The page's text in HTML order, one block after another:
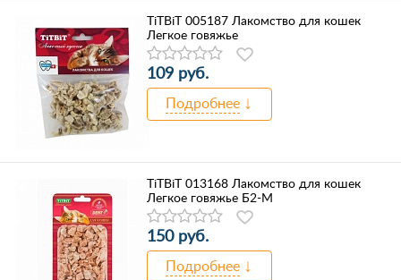
TiTBiT 005187 Лакомство для кошек
Легкое говяжье
109 руб.
Подробнее
TiTBiT 013168 Лакомство для кошек
Легкое говяжье Б2-М
150 руб.
Подробнее